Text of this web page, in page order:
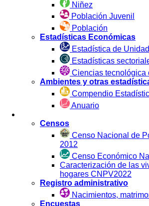
Niñez
Población Juvenil
Población
Estadísticas Económicas
Estadística de
Estadísticas
Ciencias tecnológica
Ambientes y otras
Compendio
Anuario
Censos
Censo Nacional de
2012
Censo Económico
Caracterización de las
hogares CNPV2022
Registro administrativo
Nacimientos,
Encuestas